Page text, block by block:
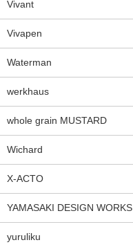
Vivant
Vivapen
Waterman
werkhaus
whole grain MUSTARD
Wichard
X-ACTO
YAMASAKI DESIGN WORKS
yuruliku